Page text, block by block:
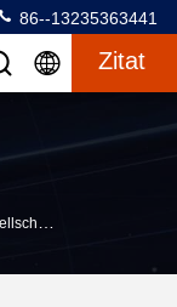
86--13235363441
Zitat
Zuverlässige Sicherheit